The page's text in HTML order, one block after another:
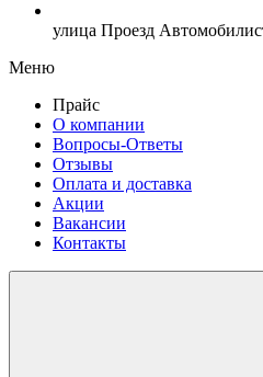
улица Проезд
Меню
Прайс
О компании
Вопросы-Ответы
Отзывы
Оплата и доставка
Акции
Вакансии
Контакты